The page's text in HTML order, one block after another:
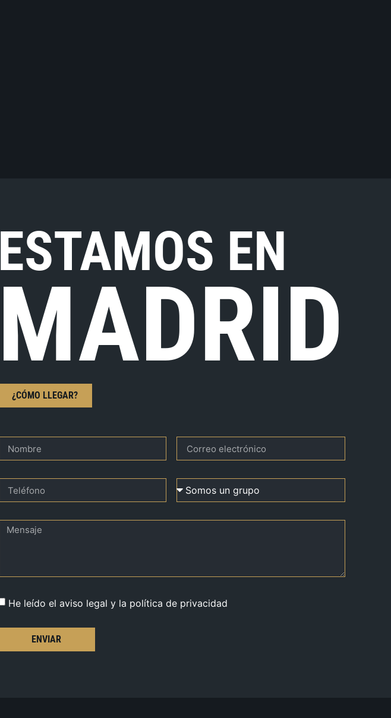
ESTAMOS EN
MADRID
¿CÓMO LLEGAR?
He leído el aviso legal y la política de privacidad
ENVIAR